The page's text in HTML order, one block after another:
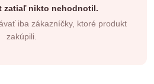
zatiaľ nikto nehodnotil.
iba zákazníčky, ktoré produkt
zakúpili.